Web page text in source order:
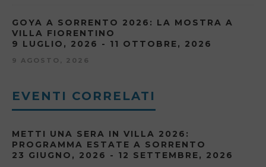
GOYA A SORRENTO 2026: LA MOSTRA A
VILLA FIORENTINO
9 LUGLIO, 2026 - 11 OTTOBRE, 2026
9 AGOSTO, 2026
EVENTI CORRELATI
METTI UNA SERA IN VILLA 2026:
PROGRAMMA ESTATE A SORRENTO
23 GIUGNO, 2026 - 12 SETTEMBRE, 2026